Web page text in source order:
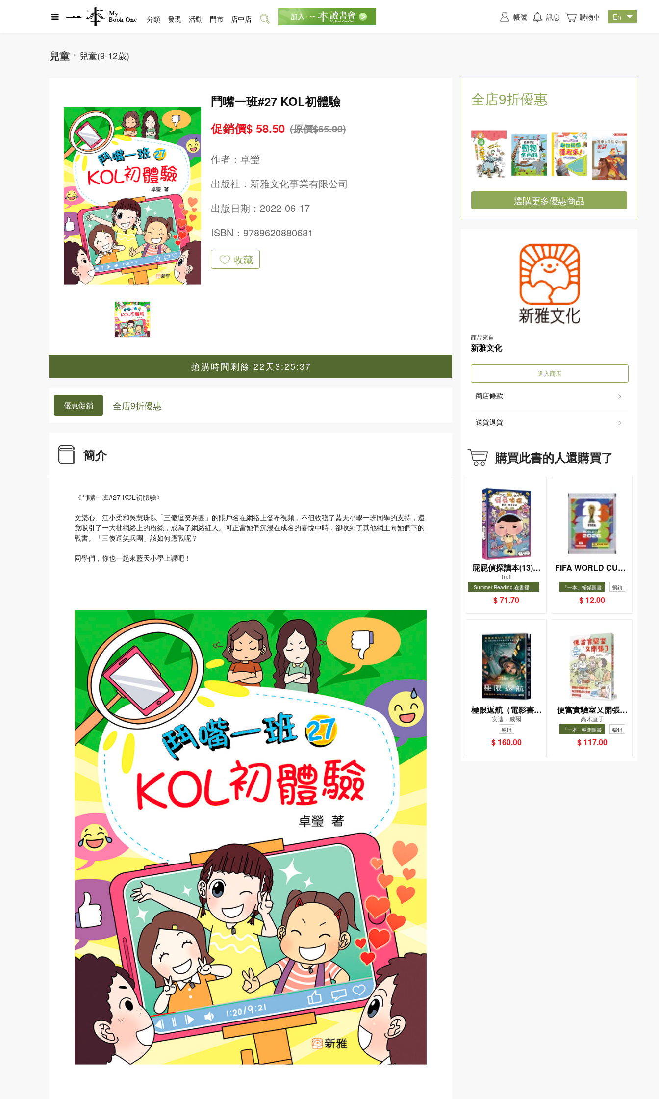
兒童 兒童(9-12歲)
鬥嘴一班#27 KOL初體驗
促銷價$ 58.50 (原價$65.00)
作者： 卓瑩
出版社： 新雅文化事業有限公司
出版日期：2022-06-17
ISBN：9789620880681
收藏
搶購時間剩餘 22天3:25:36
優惠促銷 全店9折優惠
簡介
《鬥嘴一班#27 KOL初體驗》
文樂心、江小柔和吳慧珠以「三傻逗笑兵團」的賬戶名在網絡上發布視頻，不但收穫了藍天小學一班同學的支持，還
竟吸引了一大批網絡上的粉絲，成為了網絡紅人。可正當她們沉浸在成名的喜悅中時，卻收到了其他網主向她們下的
戰書。「三傻逗笑兵團」該如何應戰呢？
同學們，你也一起來藍天小學上課吧！
全店9折優惠
選購更多優惠商品
商品來自
新雅文化
進入商店
商店條款
送貨退貨
購買此書的人還購買了
屁屁偵探讀本(13)－
－對決！怪盜學院
（星星篇）
Troll
Summer Reading 在書裡度
選圖書67折
暢銷
$ 71.70
FIFA WORLD CUP 2
貼紙包）
「一本」暢銷圖書 暢銷
$ 12.00
極限返航（電影書衣
典藏版）（獨家收錄
作者訪談）
安迪．威爾
暢銷
$ 160.00
便當實驗室又開張了
——日日和特別日的
菜單挑戰記
高木直子
「一本」暢銷圖書 暢銷
$ 117.00
分類 發現 活動 門市 店中店 帳號 訊息 購物車